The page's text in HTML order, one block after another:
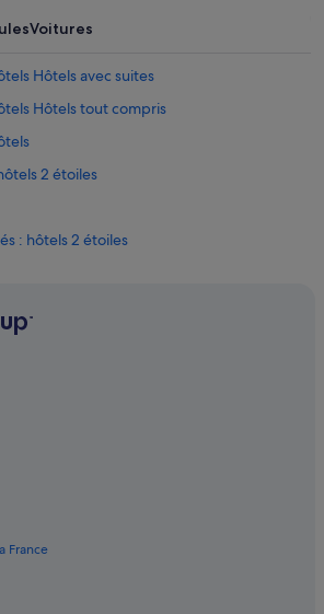
Voitures
Hôtels avec suites
Hôtels tout compris
2 étoiles
: hôtels 2 étoiles
Hôtels avec restaurant
Séjours réservés aux adultes
Hôtels avec climatisation
Hôtels avec parking
France